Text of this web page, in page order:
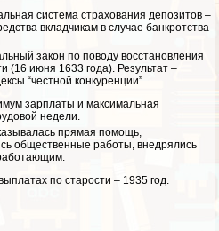
система страхования депозитов –
вкладчикам в случае банкротства
закон по поводу восстановления
(16 июня 1633 года). Результат –
“честной конкуренции”.
зарплаты и максимальная
недели.
прямая помощь,
общественные работы, внедрялись
по старости – 1935 год.